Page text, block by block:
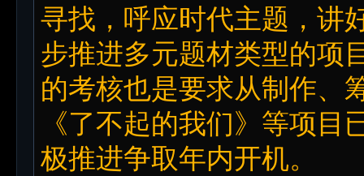
寻找，呼应时代主题，讲
步推进多元题材类型的项
的考核也是要求从制作、
《了不起的我们》等项
极推进争取年内开机。